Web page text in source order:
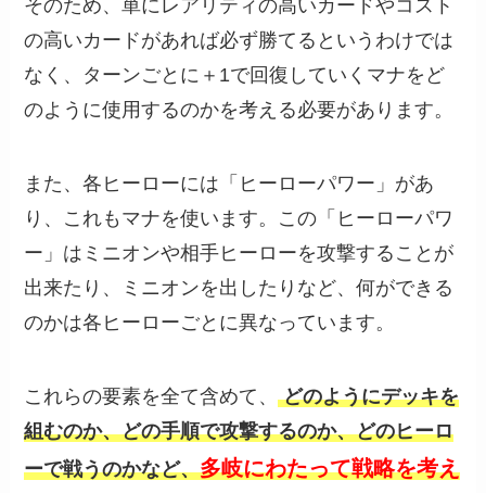
そのため、単にレアリティの高いカードやコスト
の高いカードがあれば必ず勝てるというわけでは
なく、ターンごとに＋1で回復していくマナをど
のように使用するのかを考える必要があります。
また、各ヒーローには「ヒーローパワー」があ
り、これもマナを使います。この「ヒーローパワ
ー」はミニオンや相手ヒーローを攻撃することが
出来たり、ミニオンを出したりなど、何ができる
のかは各ヒーローごとに異なっています。
これらの要素を全て含めて、どのようにデッキを
組むのか、どの手順で攻撃するのか、どのヒーロ
ーで戦うのかなど、多岐にわたって戦略を考え